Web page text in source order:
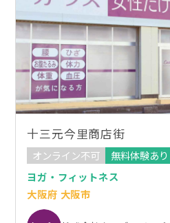
十三元今里商店街
オンライン不可
無料体験あり
ヨガ・フィットネス
大阪府 大阪市